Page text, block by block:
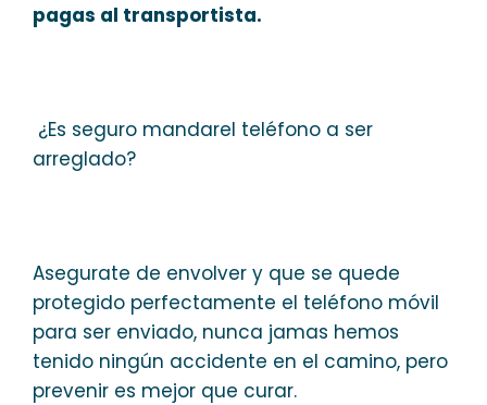
pagas al transportista.
¿Es seguro mandarel teléfono a ser
arreglado?
Asegurate de envolver y que se quede
protegido perfectamente el teléfono móvil
para ser enviado, nunca jamas hemos
tenido ningún accidente en el camino, pero
prevenir es mejor que curar.